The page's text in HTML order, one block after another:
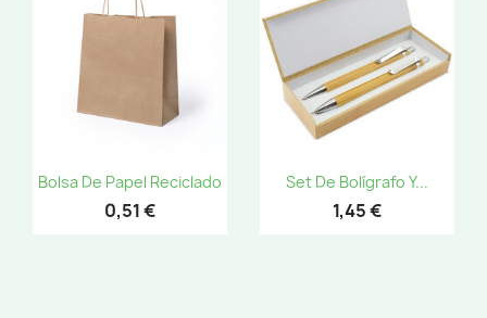
Bolsa De Papel Reciclado
0,51 €
Set De Bolígrafo Y...
1,45 €